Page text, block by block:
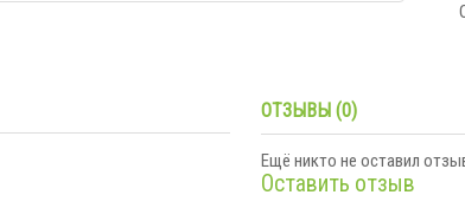
ОТЗЫВЫ (0)
Ещё никто не оставил
Оставить отзыв